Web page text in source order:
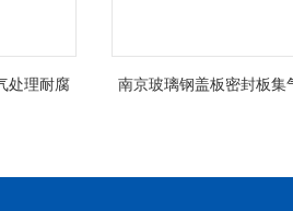
处理耐腐
南京玻璃钢盖板密封板集